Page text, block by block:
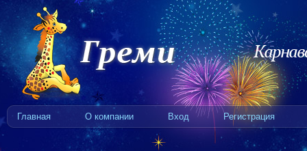
Главная О компании Вход Регистрация